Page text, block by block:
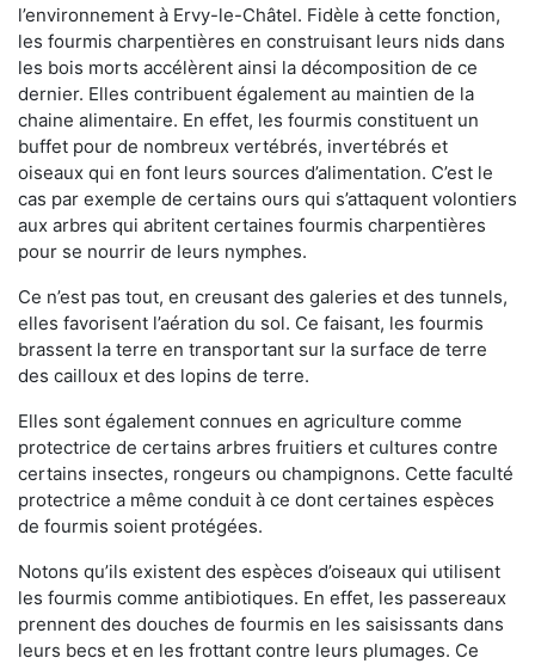
l’environnement à Ervy-le-Châtel. Fidèle à cette fonction,
les fourmis charpentières en construisant leurs nids dans
les bois morts accélèrent ainsi la décomposition de ce
dernier. Elles contribuent également au maintien de la
chaine alimentaire. En effet, les fourmis constituent un
buffet pour de nombreux vertébrés, invertébrés et
oiseaux qui en font leurs sources d’alimentation. C’est le
cas par exemple de certains ours qui s’attaquent volontiers
aux arbres qui abritent certaines fourmis charpentières
pour se nourrir de leurs nymphes.
Ce n’est pas tout, en creusant des galeries et des tunnels,
elles favorisent l’aération du sol. Ce faisant, les fourmis
brassent la terre en transportant sur la surface de terre
des cailloux et des lopins de terre.
Elles sont également connues en agriculture comme
protectrice de certains arbres fruitiers et cultures contre
certains insectes, rongeurs ou champignons. Cette faculté
protectrice a même conduit à ce dont certaines espèces
de fourmis soient protégées.
Notons qu’ils existent des espèces d’oiseaux qui utilisent
les fourmis comme antibiotiques. En effet, les passereaux
prennent des douches de fourmis en les saisissants dans
leurs becs et en les frottant contre leurs plumages. Ce